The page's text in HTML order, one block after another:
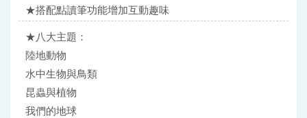
★搭配點讀筆功能增加互動趣味
★八大主題：
陸地動物
水中生物與鳥類
昆蟲與植物
我們的地球